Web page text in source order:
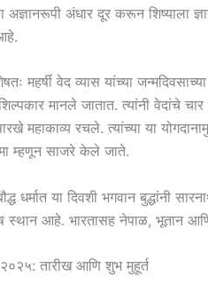
अंधार दूर करून शिष्याला
महर्षी वेद व्यास यांच्या
मानले जातात. त्यांनी वेदांचे
महाकाव्य रचले. त्यांच्या या
म्हणून साजरे केले जाते.
धर्मात या दिवशी भगवान बुद्धांनी
स्थान आहे. भारतासह नेपाळ, भूतान
२०२५: तारीख आणि शुभ मुहूर्त